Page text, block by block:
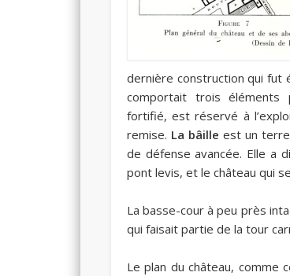
dernière construction qui fut
comportait trois éléments
fortifié, est réservé à
remise. La bâille est un
de défense avancée. Elle a
pont levis, et le château qui
La basse-cour à peu près
qui faisait partie de la tour
Le plan du château, comme